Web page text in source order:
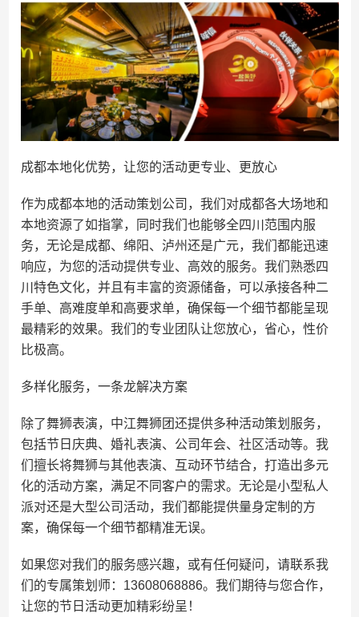
成都本地化优势，让您的活动更专业、更放心
作为成都本地的活动策划公司，我们对成都各大场地和
本地资源了如指掌，同时我们也能够全四川范围内服
务，无论是成都、绵阳、泸州还是广元，我们都能迅速
响应，为您的活动提供专业、高效的服务。我们熟悉四
川特色文化，并且有丰富的资源储备，可以承接各种二
手单、高难度单和高要求单，确保每一个细节都能呈现
最精彩的效果。我们的专业团队让您放心，省心，性价
比极高。
多样化服务，一条龙解决方案
除了舞狮表演，中江舞狮团还提供多种活动策划服务，
包括节日庆典、婚礼表演、公司年会、社区活动等。我
们擅长将舞狮与其他表演、互动环节结合，打造出多元
化的活动方案，满足不同客户的需求。无论是小型私人
派对还是大型公司活动，我们都能提供量身定制的方
案，确保每一个细节都精准无误。
如果您对我们的服务感兴趣，或有任何疑问，请联系我
们的专属策划师：13608068886。我们期待与您合作，
让您的节日活动更加精彩纷呈！